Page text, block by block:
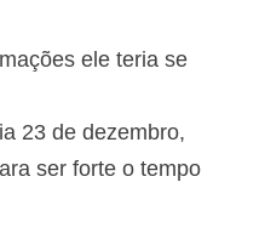
ele teria se
23 de dezembro,
ser forte o tempo